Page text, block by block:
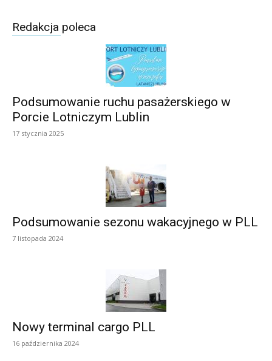
Redakcja poleca
Podsumowanie ruchu pasażerskiego w
Porcie Lotniczym Lublin
17 stycznia 2025
Podsumowanie sezonu wakacyjnego w PLL
7 listopada 2024
Nowy terminal cargo PLL
16 października 2024